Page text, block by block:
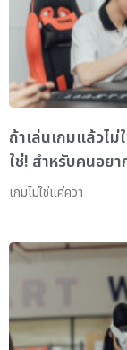
ถ้าเล่นเกมแล้วไ
ใช่! สำหรับคนอย
เกมไม่ใช่แค่ควา